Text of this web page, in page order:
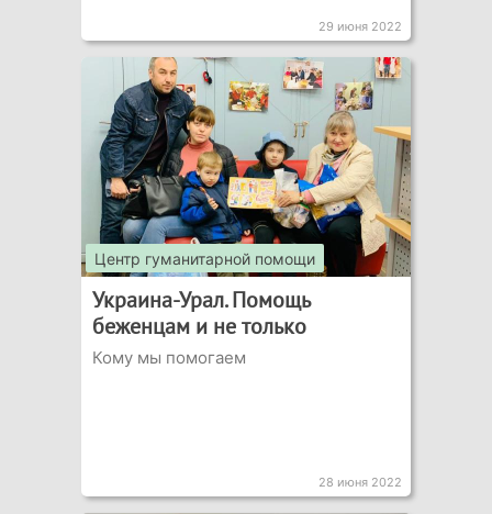
29 июня 2022
Центр гуманитарной помощи
Украина-Урал. Помощь
беженцам и не только
Кому мы помогаем
28 июня 2022